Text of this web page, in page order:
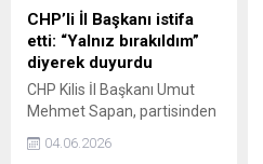
Şara'nın Rusya'dan Beşar
Esad'ın iadesini talep ettiği
öne sürüldü.
CHP’li İl Başkanı istifa
etti: “Yalnız bırakıldım”
diyerek duyurdu
CHP Kilis İl Başkanı Umut
Mehmet Sapan, partisinden
İstanbul merkezli
04.06.2026